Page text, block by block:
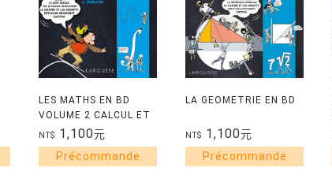
LES MATHS EN BD
VOLUME 2 CALCUL ET
ANALYSE
NT$ 1,100元
LA GEOMETRIE EN BD
NT$ 1,100元